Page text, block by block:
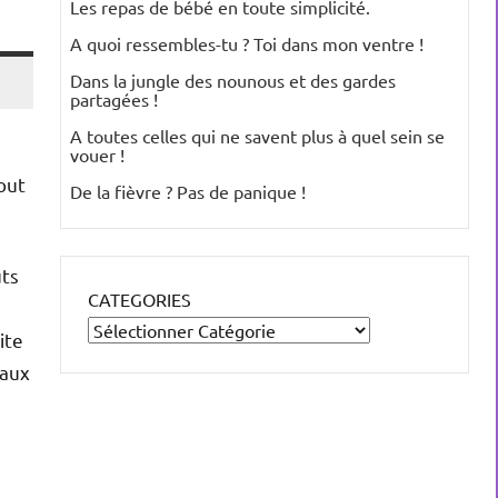
Les repas de bébé en toute simplicité.
A quoi ressembles-tu ? Toi dans mon ventre !
Dans la jungle des nounous et des gardes
partagées !
A toutes celles qui ne savent plus à quel sein se
vouer !
De la fièvre ? Pas de panique !
CATEGORIES